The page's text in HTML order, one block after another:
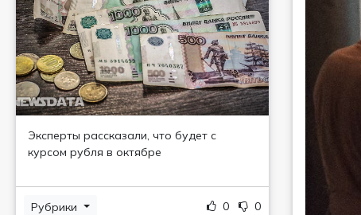
Эксперты рассказали, что будет с
курсом рубля в октябре
Рубрики 0 0